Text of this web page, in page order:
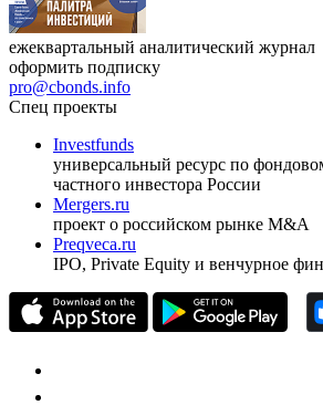
оформить подписку
pro@cbonds.info
Спец проекты
Investfunds
универсальный ресурс по
частного инвестора России
проект о российском рынке M&A
Preqveca.ru